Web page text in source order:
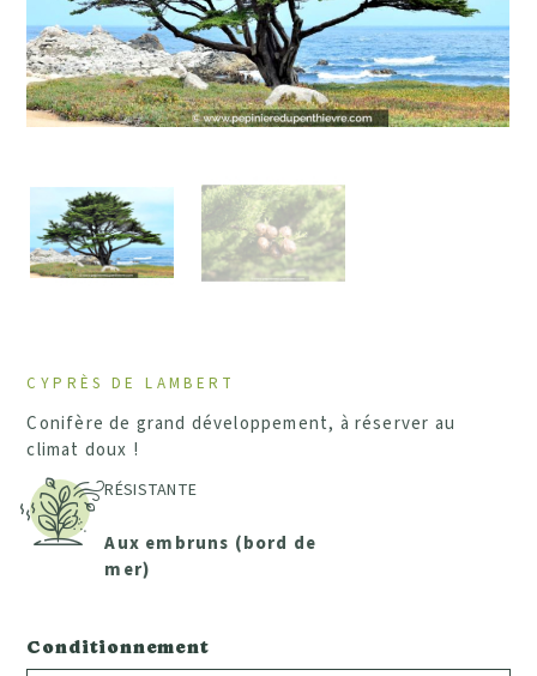
CYPRÈS DE LAMBERT
Conifère de grand développement, à réserver au
climat doux !
RÉSISTANTE
Aux embruns (bord de
mer)
Conditionnement